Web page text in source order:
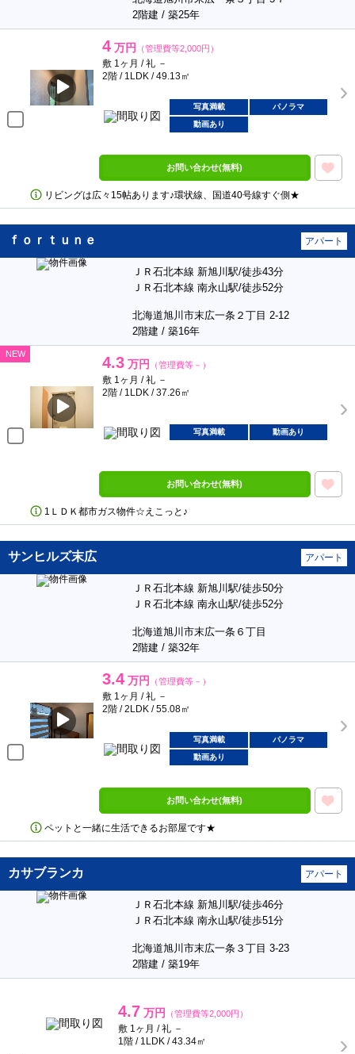
2階建 / 築25年
4 万円 （管理費等2,000円）
敷 1ヶ月 / 礼 －
2階 / 1LDK / 49.13㎡
写真満載
パノラマ
動画あり
お問い合わせ(無料)
リビングは広々15帖あります♪環状線、国道40号線すぐ側★
ｆｏｒｔｕｎｅ アパート
ＪＲ石北本線 新旭川駅/徒歩43分
ＪＲ石北本線 南永山駅/徒歩52分
北海道旭川市末広一条２丁目 2-12
2階建 / 築16年
NEW 4.3 万円 （管理費等－）
敷 1ヶ月 / 礼 －
2階 / 1LDK / 37.26㎡
写真満載 動画あり
お問い合わせ(無料)
1ＬＤＫ都市ガス物件☆えこっと♪
サンヒルズ末広 アパート
ＪＲ石北本線 新旭川駅/徒歩50分
ＪＲ石北本線 南永山駅/徒歩52分
北海道旭川市末広一条６丁目
2階建 / 築32年
3.4 万円 （管理費等－）
敷 1ヶ月 / 礼 －
2階 / 2LDK / 55.08㎡
写真満載
パノラマ
動画あり
お問い合わせ(無料)
ペットと一緒に生活できるお部屋です★
カサブランカ アパート
ＪＲ石北本線 新旭川駅/徒歩46分
ＪＲ石北本線 南永山駅/徒歩51分
北海道旭川市末広一条３丁目 3-23
2階建 / 築19年
4.7 万円 （管理費等2,000円）
敷 1ヶ月 / 礼 －
1階 / 1LDK / 43.34㎡